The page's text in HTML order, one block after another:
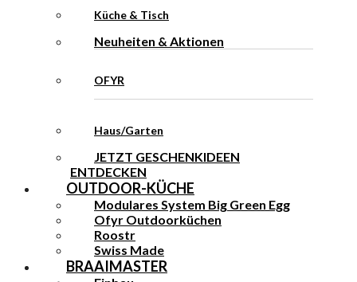
Küche & Tisch
Neuheiten & Aktionen
OFYR
Haus/Garten
JETZT GESCHENKIDEEN
ENTDECKEN
OUTDOOR-KÜCHE
Modulares System Big Green Egg
Ofyr Outdoorküchen
Roostr
Swiss Made
BRAAIMASTER